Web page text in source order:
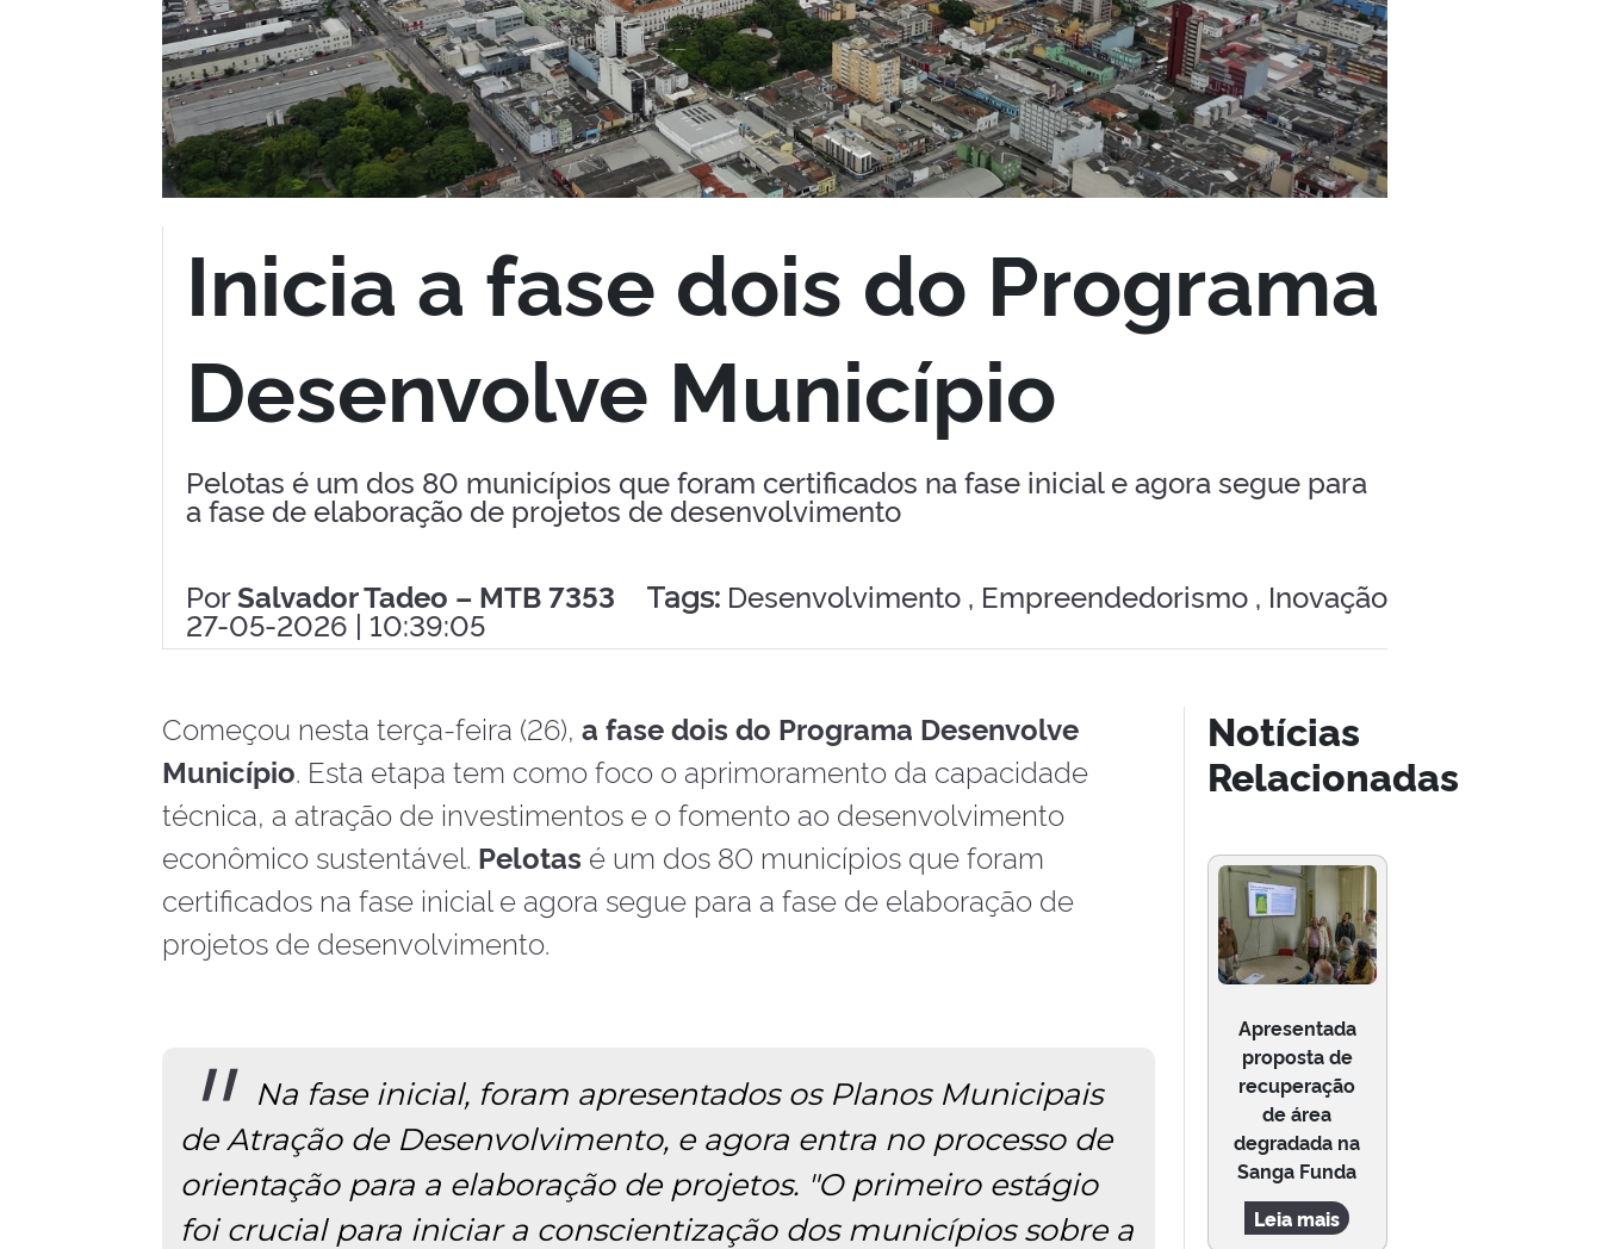
Inicia a fase dois do Programa
Desenvolve Município
Pelotas é um dos 80 municípios que foram certificados na fase inicial e agora segue para
a fase de elaboração de projetos de desenvolvimento
PorSalvador Tadeo – MTB 7353
27-05-2026 | 10:39:05
Tags: Desenvolvimento , Empreendedorismo , Inovação
Começou nesta terça-feira (26), a fase dois do Programa Desenvolve
Município. Esta etapa tem como foco o aprimoramento da capacidade
técnica, a atração de investimentos e o fomento ao desenvolvimento
econômico sustentável. Pelotas é um dos 80 municípios que foram
certificados na fase inicial e agora segue para a fase de elaboração de
projetos de desenvolvimento.
Na fase inicial, foram apresentados os Planos Municipais
de Atração de Desenvolvimento, e agora entra no processo de
orientação para a elaboração de projetos. "O primeiro estágio
foi crucial para iniciar a conscientização dos municípios sobre a
Notícias
Relacionadas
Apresentada
proposta de
recuperação
de área
degradada na
Sanga Funda
Leia mais